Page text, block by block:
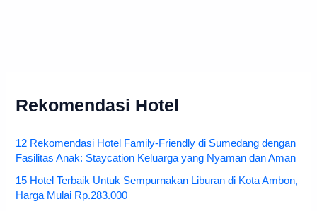
Rekomendasi Hotel
12 Rekomendasi Hotel Family-Friendly di Sumedang dengan
Fasilitas Anak: Staycation Keluarga yang Nyaman dan Aman
15 Hotel Terbaik Untuk Sempurnakan Liburan di Kota Ambon,
Harga Mulai Rp.283.000